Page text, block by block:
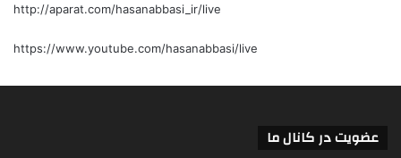
http://aparat.com/hasanabbasi_ir/live
https://www.youtube.com/hasanabbasi/live
عضویت در کانال ما